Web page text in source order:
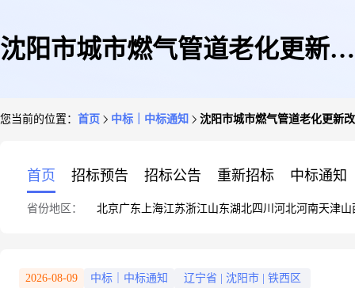
沈阳市城市燃气管道老化更新改
您当前的位置： 首页 中标｜中标通知 沈阳市城市燃气管道老化更新
首页 招标预告 招标公告 重新招标 中标通知
省份地区： 北京广东 上海江苏浙江山东湖北四川 河北河南天津山
2026-08-09 中标｜中标通知 辽宁省 沈阳市 铁西区